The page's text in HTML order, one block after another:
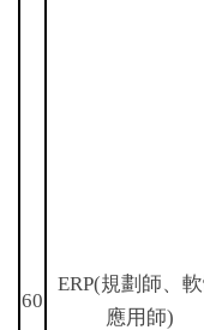
60
ERP(規劃師、
應用師)